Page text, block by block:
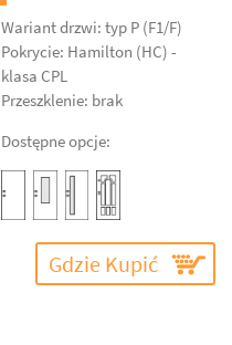
Wariant drzwi: typ P (F1/F)
Pokrycie: Hamilton (HC) -
klasa CPL
Przeszklenie: brak
Dostępne opcje:
Gdzie Kupić